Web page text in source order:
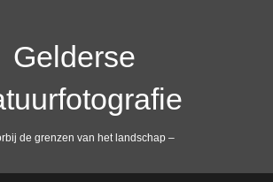
Gelderse
de grenzen van het landschap –